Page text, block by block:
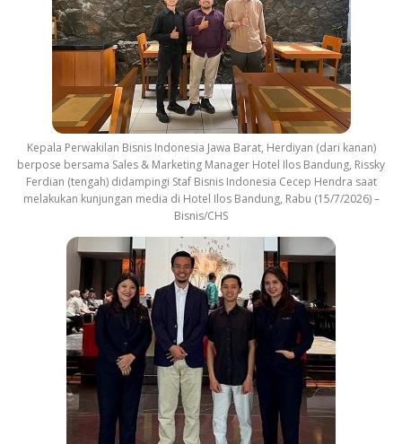
Kepala Perwakilan Bisnis Indonesia Jawa Barat, Herdiyan (dari kanan)
berpose bersama Sales & Marketing Manager Hotel Ilos Bandung, Rissky
Ferdian (tengah) didampingi Staf Bisnis Indonesia Cecep Hendra saat
melakukan kunjungan media di Hotel Ilos Bandung, Rabu (15/7/2026) –
Bisnis/CHS